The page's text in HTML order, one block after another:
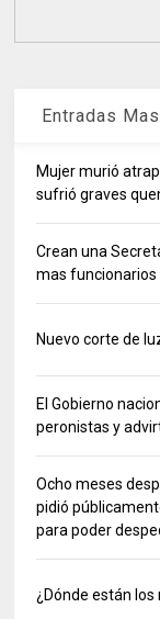
Entradas
Mujer murió
sufrió graves
Crean una
mas funcionarios
Nuevo corte de
El Gobierno
peronistas y
Ocho meses
pidió
para poder
¿Dónde están